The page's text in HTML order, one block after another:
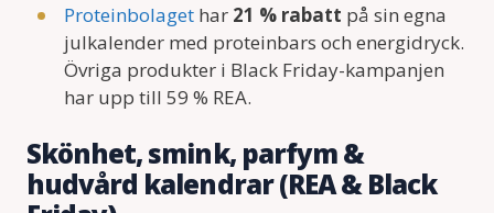
Proteinbolagethar 21 % rabatt på sin egna
julkalender med proteinbars och energidryck.
Övriga produkter i Black Friday-kampanjen
har upp till 59 % REA.
Skönhet, smink, parfym &
hudvård kalendrar (REA & Black